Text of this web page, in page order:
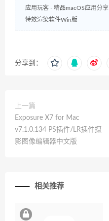
应用玩客 - 精品macOS应用分享
特效渲染软件Win版
分享到：
上一篇
Exposure X7 for Mac
v7.1.0.134 PS插件/LR插件摄
影图像编辑器中文版
相关推荐